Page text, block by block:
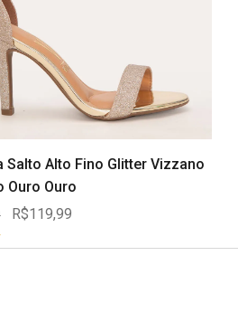
Salto Alto Fino Glitter Vizzano
Ouro Ouro
R$119,99